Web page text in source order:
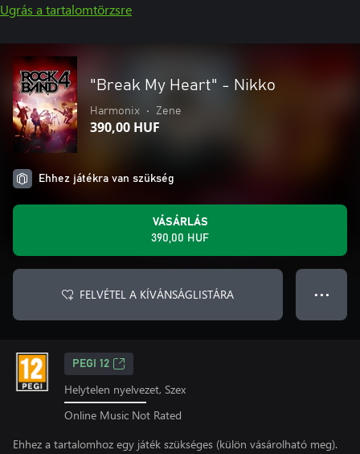
Ugrás a tartalomtörzsre
"Break My Heart" - Nikko
Harmonix • Zene
390,00 HUF
Ehhez játékra van szükség
VÁSÁRLÁS
390,00 HUF
FELVÉTEL A KÍVÁNSÁGLISTÁRA ● ● ●
PEGI 12
Helytelen nyelvezet, Szex
Online Music Not Rated
Ehhez a tartalomhoz egy játék szükséges (külön vásárolható meg).